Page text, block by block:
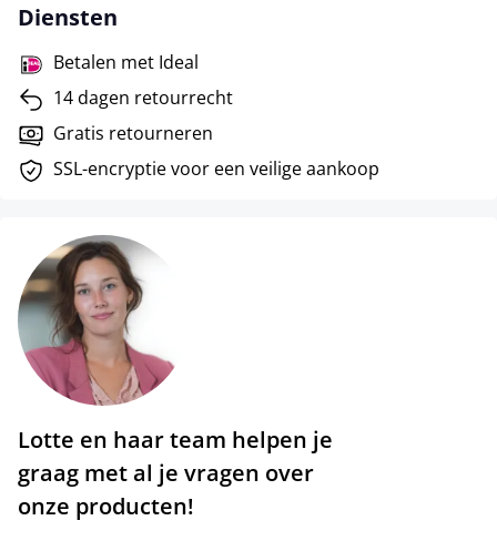
Diensten
Betalen met Ideal
14 dagen retourrecht
Gratis retourneren
SSL-encryptie voor een veilige aankoop
Lotte en haar team helpen je
graag met al je vragen over
onze producten!